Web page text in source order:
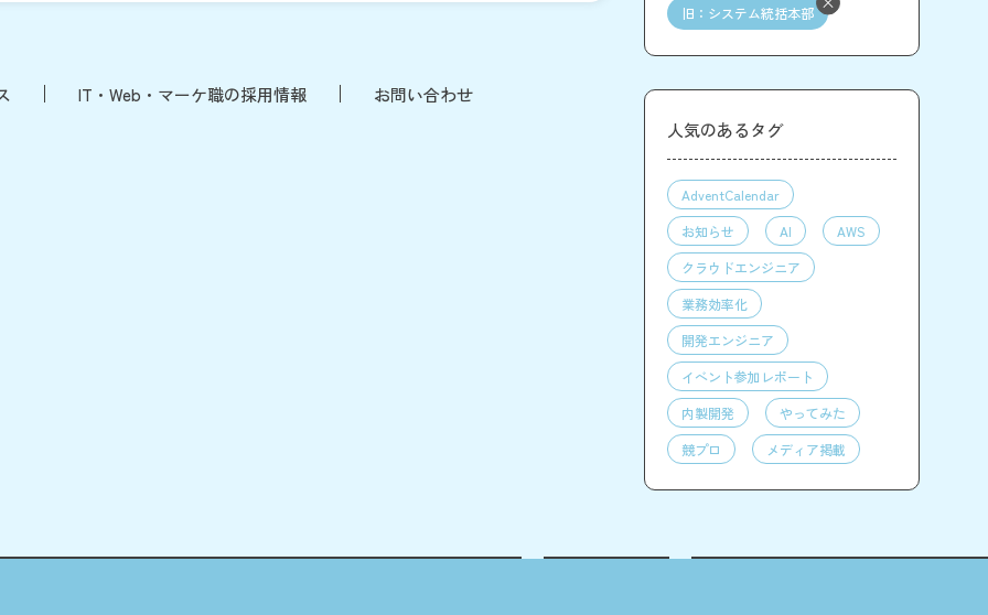
IT・Web・マーケ職の採用情報 お問い合わせ
旧：システム統括本部
人気のあるタグ
AdventCalendar
お知らせ
AI
AWS
クラウドエンジニア
業務効率化
開発エンジニア
イベント参加レポート
内製開発
やってみた
競プロ
メディア掲載